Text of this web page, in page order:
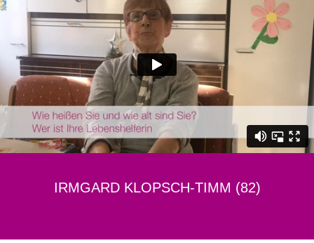
IRMGARD KLOPSCH-TIMM (82)